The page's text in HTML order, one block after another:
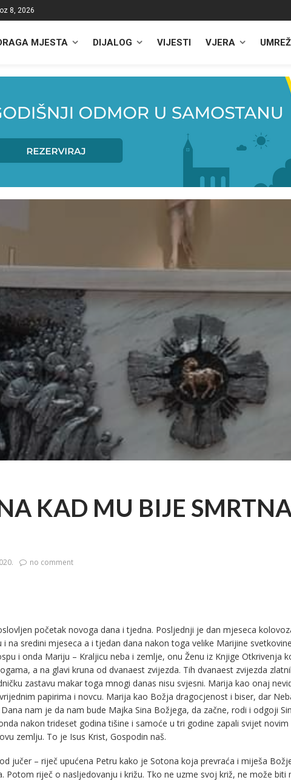
8, 2026
MJESTA DIJALOG VIJESTI VJERA
KAD MU BIJE
no comment
početak novoga dana i tjedna. Posljednji je dan mjeseca
na sredini mjeseca a i tjedan dana nakon toga velike Marijine
i onda Mariju – Kraljicu neba i zemlje, onu Ženu iz Knjige Otkrivenja
a na glavi kruna od dvanaest zvijezda. Tih dvanaest zvijezda
zastavu makar toga mnogi danas nisu svjesni. Marija kao onaj
papirima i novcu. Marija kao Božja dragocjenost i biser, dar
nam je da nam bude Majka Sina Božjega, da začne, rodi i odgoji
nakon trideset godina tišine i samoće u tri godine zapali svijet novim
zemlju. To je Isus Krist, Gospodin naš.
jučer – riječ upućena Petru kako je Sotona koja prevraća i miješa
Potom riječ o nasljedovanju i križu. Tko ne uzme svoj križ, ne može biti